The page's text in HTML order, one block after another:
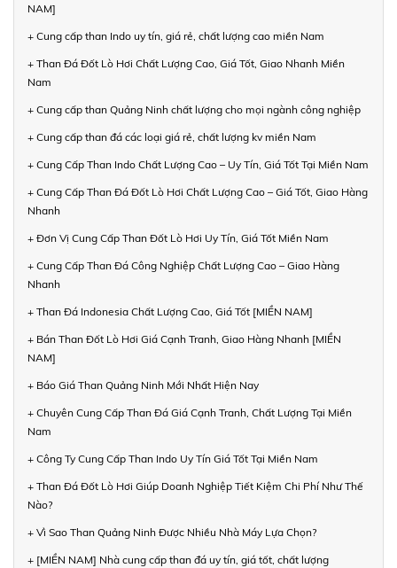
NAM]
+ Cung cấp than Indo uy tín, giá rẻ, chất lượng cao miền Nam
+ Than Đá Đốt Lò Hơi Chất Lượng Cao, Giá Tốt, Giao Nhanh Miền
Nam
+ Cung cấp than Quảng Ninh chất lượng cho mọi ngành công nghiệp
+ Cung cấp than đá các loại giá rẻ, chất lượng kv miền Nam
+ Cung Cấp Than Indo Chất Lượng Cao – Uy Tín, Giá Tốt Tại Miền Nam
+ Cung Cấp Than Đá Đốt Lò Hơi Chất Lượng Cao – Giá Tốt, Giao Hàng
Nhanh
+ Đơn Vị Cung Cấp Than Đốt Lò Hơi Uy Tín, Giá Tốt Miền Nam
+ Cung Cấp Than Đá Công Nghiệp Chất Lượng Cao – Giao Hàng
Nhanh
+ Than Đá Indonesia Chất Lượng Cao, Giá Tốt [MIỀN NAM]
+ Bán Than Đốt Lò Hơi Giá Cạnh Tranh, Giao Hàng Nhanh [MIỀN
NAM]
+ Báo Giá Than Quảng Ninh Mới Nhất Hiện Nay
+ Chuyên Cung Cấp Than Đá Giá Cạnh Tranh, Chất Lượng Tại Miền
Nam
+ Công Ty Cung Cấp Than Indo Uy Tín Giá Tốt Tại Miền Nam
+ Than Đá Đốt Lò Hơi Giúp Doanh Nghiệp Tiết Kiệm Chi Phí Như Thế
Nào?
+ Vì Sao Than Quảng Ninh Được Nhiều Nhà Máy Lựa Chọn?
+ [MIỀN NAM] Nhà cung cấp than đá uy tín, giá tốt, chất lượng